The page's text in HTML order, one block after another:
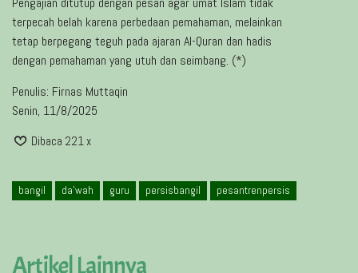
terpecah belah karena perbedaan pemahaman, melainkan
tetap berpegang teguh pada ajaran Al-Quran dan hadis
dengan pemahaman yang utuh dan seimbang. (*)
Penulis: Firnas Muttaqin
Senin, 11/8/2025
Dibaca 221 x
bangil da'wah guru persisbangil pesantrenpersis
Artikel Lainnya